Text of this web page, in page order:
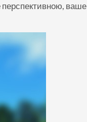
перспективною, ваше